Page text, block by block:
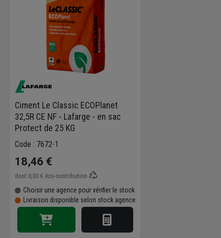
Ciment Le Classic ECOPlanet
32,5R CE NF - Lafarge - en sac
Protect de 25 KG
Code : 7672-1
18,46 €
dont 0,30 € éco-contribution
Choisir une agence pour vérifier le stock
Livraison disponible selon stock agence